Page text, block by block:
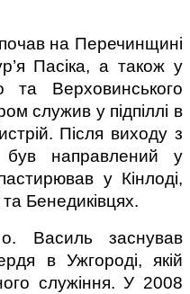
на Перечинщині
Пасіка, а також у
та Верховинського
служив у підпіллі в
Після виходу з
був направлений у
у Кінлоді,
Бенедиківцях.
Василь заснував
в Ужгороді, якій
служіння. У 2008